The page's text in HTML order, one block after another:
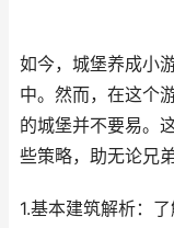
如今，城堡养成小
中。然而，在这个
的城堡并不要易。
些策略，助无论兄
1.基本建筑解析：